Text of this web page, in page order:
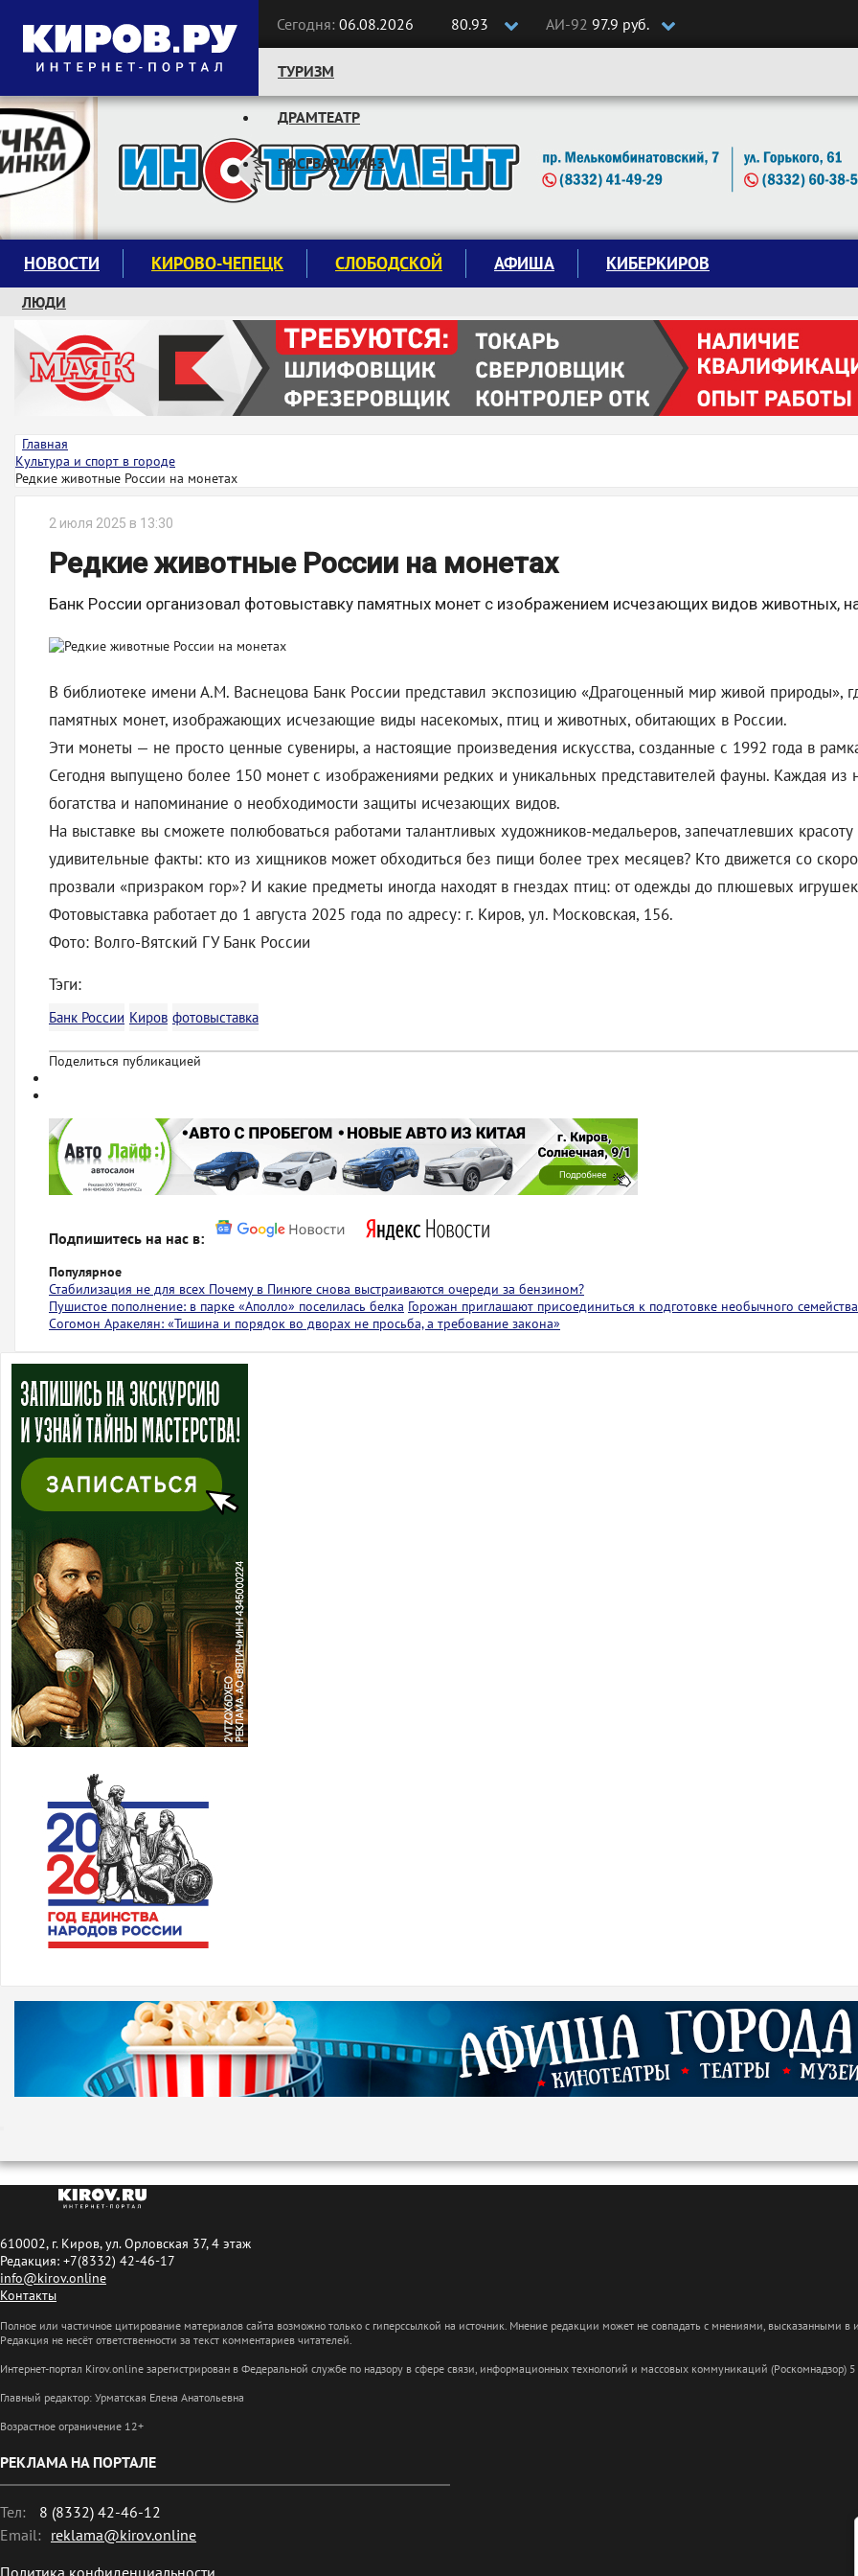
Сегодня: 06.08.2026 80.93 АИ-92 97.9 руб.
Следите за новостями:
ТУРИЗМ
ДРАМТЕАТР
РОСГВАРДИЯ43
НОВОСТИ КИРОВО-ЧЕПЕЦК СЛОБОДСКОЙ АФИША КИБЕРКИРОВ
ЛЮДИ
КРУЖКИ И СЕКЦИИ
ЗАВОДУ "МАЯК" 85 ЛЕТ
ЭКОЛОГИЯ
Главная
Культура и спорт в городе
Редкие животные России на монетах
2 июля 2025 в 13:30
Редкие животные России на монетах
Банк России организовал фотовыставку памятных монет с изображением исчезающих видов животных,
В библиотеке имени А.М. Васнецова Банк России представил экспозицию «Драгоценный мир живой природы»,
памятных монет, изображающих исчезающие виды насекомых, птиц и животных, обитающих в России.
Эти монеты — не просто ценные сувениры, а настоящие произведения искусства, созданные с 1992 года в
Сегодня выпущено более 150 монет с изображениями редких и уникальных представителей фауны. Каждая
богатства и напоминание о необходимости защиты исчезающих видов.
На выставке вы сможете полюбоваться работами талантливых художников-медальеров, запечатлевших
удивительные факты: кто из хищников может обходиться без пищи более трех месяцев? Кто движется со
прозвали «призраком гор»? И какие предметы иногда находят в гнездах птиц: от одежды до плюшевых
Фотовыставка работает до 1 августа 2025 года по адресу: г. Киров, ул. Московская, 156.
Фото: Волго-Вятский ГУ Банк России
Тэги:
Банк России Киров фотовыставка
Поделиться публикацией
Подпишитесь на нас в:
Популярное
Стабилизация не для всех Почему в Пинюге снова выстраиваются очереди за бензином?
Пушистое пополнение: в парке «Аполло» поселилась белка Горожан приглашают присоединиться к подготовке необычного
Согомон Аракелян: «Тишина и порядок во дворах не просьба, а требование закона»
610002, г. Киров, ул. Орловская 37, 4 этаж
Редакция: +7(8332) 42-46-17
info@kirov.online
Контакты
Полное или частичное цитирование материалов сайта возможно только с гиперссылкой на источник. Мнение редакции может не совпадать с мнениями, высказанными
Редакция не несёт ответственности за текст комментариев читателей.
Интернет-портал Kirov.online зарегистрирован в Федеральной службе по надзору в сфере связи, информационных технологий и массовых коммуникаций
Главный редактор: Урматская Елена Анатольевна
Возрастное ограничение 12+
РЕКЛАМА НА ПОРТАЛЕ
Тел:
8 (8332) 42-46-12
Email: reklama@kirov.online
Политика конфиденциальности